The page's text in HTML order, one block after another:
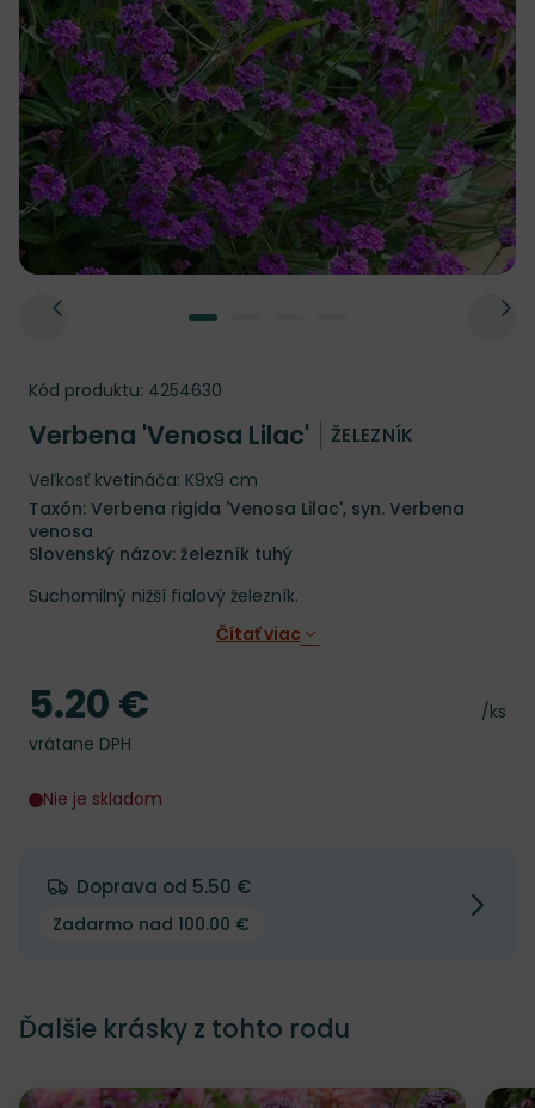
Kód produktu: 4254630
Verbena 'Venosa Lilac' ŽELEZNÍK
Veľkosť kvetináča: K9x9 cm
Taxón: Verbena rigida 'Venosa Lilac', syn. Verbena
venosa
Slovenský názov: železník tuhý
Suchomilný nižší fialový železník.
Čítať viac
Cena
/ks
Cena
5.20 €
vrátane DPH
Nie je skladom
Doprava od 5.50 €
Zadarmo nad 100.00 €
Ďalšie krásky z tohto rodu